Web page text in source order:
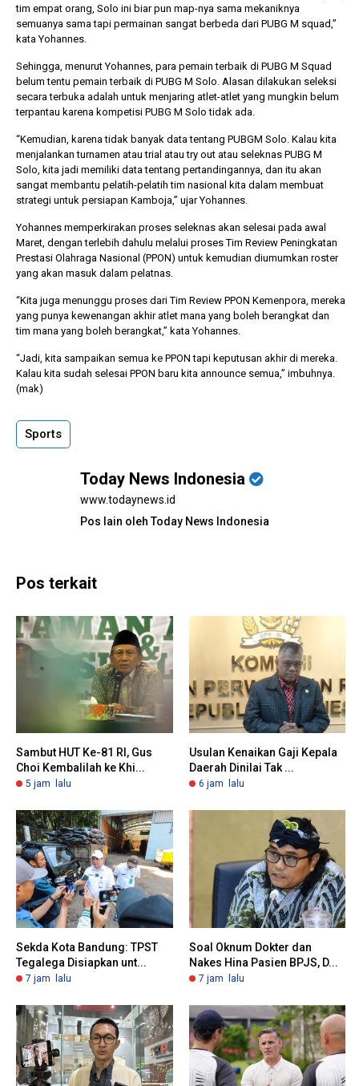
tim empat orang, Solo ini biar pun map-nya sama mekaniknya
semuanya sama tapi permainan sangat berbeda dari PUBG M squad,”
kata Yohannes.
Sehingga, menurut Yohannes, para pemain terbaik di PUBG M Squad
belum tentu pemain terbaik di PUBG M Solo. Alasan dilakukan seleksi
secara terbuka adalah untuk menjaring atlet-atlet yang mungkin belum
terpantau karena kompetisi PUBG M Solo tidak ada.
“Kemudian, karena tidak banyak data tentang PUBGM Solo. Kalau kita
menjalankan turnamen atau trial atau try out atau seleknas PUBG M
Solo, kita jadi memiliki data tentang pertandingannya, dan itu akan
sangat membantu pelatih-pelatih tim nasional kita dalam membuat
strategi untuk persiapan Kamboja,” ujar Yohannes.
Yohannes memperkirakan proses seleknas akan selesai pada awal
Maret, dengan terlebih dahulu melalui proses Tim Review Peningkatan
Prestasi Olahraga Nasional (PPON) untuk kemudian diumumkan roster
yang akan masuk dalam pelatnas.
“Kita juga menunggu proses dari Tim Review PPON Kemenpora, mereka
yang punya kewenangan akhir atlet mana yang boleh berangkat dan
tim mana yang boleh berangkat,” kata Yohannes.
“Jadi, kita sampaikan semua ke PPON tapi keputusan akhir di mereka.
Kalau kita sudah selesai PPON baru kita announce semua,” imbuhnya.
(mak)
Sports
Today News Indonesia
www.todaynews.id
Pos lain oleh Today News Indonesia
Pos terkait
Sambut HUT Ke-81 RI, Gus
Choi Kembalilah ke Khi...
5 jam lalu
Usulan Kenaikan Gaji Kepala
Daerah Dinilai Tak ...
6 jam lalu
Sekda Kota Bandung: TPST
Tegalega Disiapkan unt...
7 jam lalu
Soal Oknum Dokter dan
Nakes Hina Pasien BPJS, D...
7 jam lalu